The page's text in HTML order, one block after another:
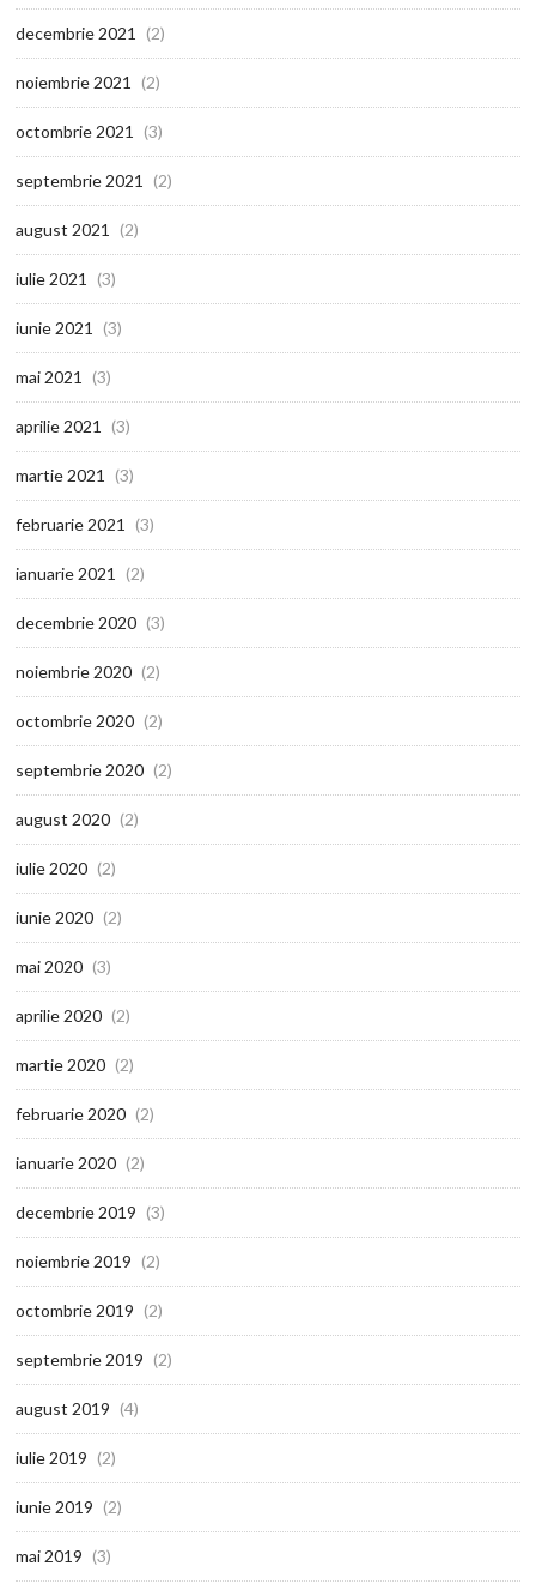
decembrie 2021 (2)
noiembrie 2021 (2)
octombrie 2021 (3)
septembrie 2021 (2)
august 2021 (2)
iulie 2021 (3)
iunie 2021 (3)
mai 2021 (3)
aprilie 2021 (3)
martie 2021 (3)
februarie 2021 (3)
ianuarie 2021 (2)
decembrie 2020 (3)
noiembrie 2020 (2)
octombrie 2020 (2)
septembrie 2020 (2)
august 2020 (2)
iulie 2020 (2)
iunie 2020 (2)
mai 2020 (3)
aprilie 2020 (2)
martie 2020 (2)
februarie 2020 (2)
ianuarie 2020 (2)
decembrie 2019 (3)
noiembrie 2019 (2)
octombrie 2019 (2)
septembrie 2019 (2)
august 2019 (4)
iulie 2019 (2)
iunie 2019 (2)
mai 2019 (3)